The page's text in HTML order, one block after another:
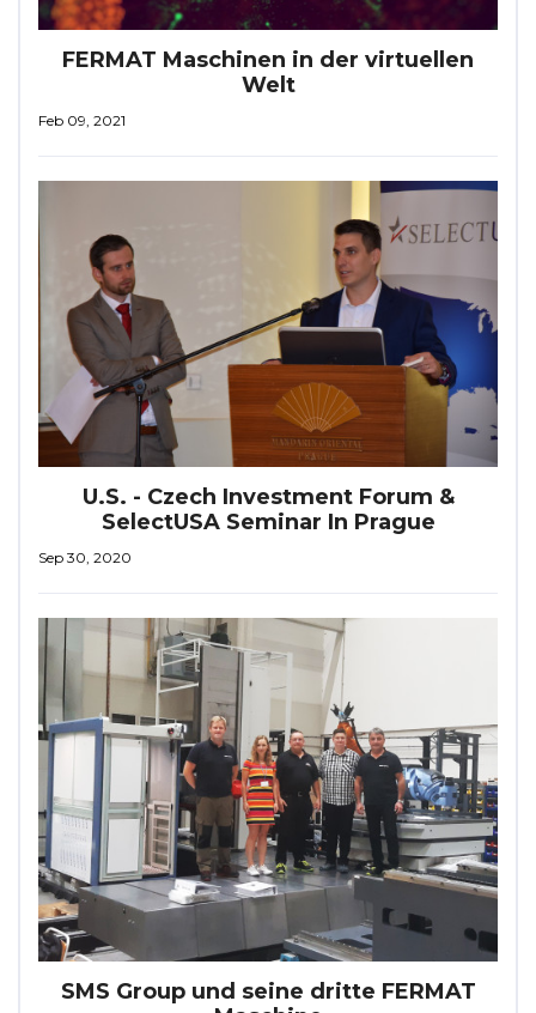
FERMAT Maschinen in der virtuellen
Welt
Feb 09, 2021
U.S. - Czech Investment Forum &
SelectUSA Seminar In Prague
Sep 30, 2020
SMS Group und seine dritte FERMAT